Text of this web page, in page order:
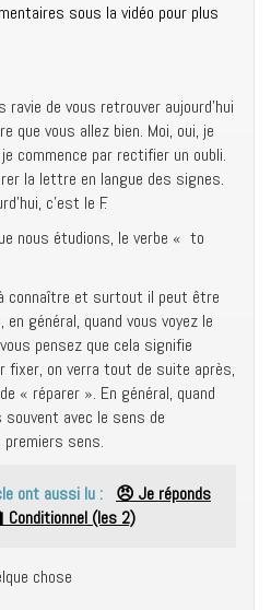
sous la vidéo pour plus
ravie de vous retrouver aujourd’hui
que vous allez bien. Moi, oui, je
commence par rectifier un oubli.
la lettre en langue des signes.
c’est le F.
nous étudions, le verbe « to
connaître et surtout il peut être
général, quand vous voyez le
pensez que cela signifie
fixer, on verra tout de suite après,
« réparer ». En général, quand
avec le sens de
premiers sens.
ont aussi lu :
😠 Je réponds
(les 2)
chose